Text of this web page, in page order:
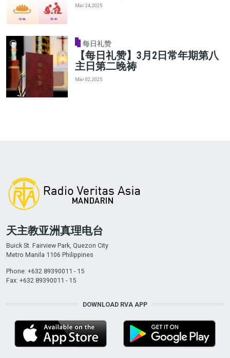
Mar 24, 2025
每日礼赞
【每日礼赞】3月2日常年期第八
主日第二晚祷
Mar 02, 2025
天主教亚洲真理电台
Buick St. Fairview Park, Quezon City
Metro Manila 1106 Philippines
Phone: +632 89390011 - 15
Fax: +632 89390011 - 15
DOWNLOAD RVA APP